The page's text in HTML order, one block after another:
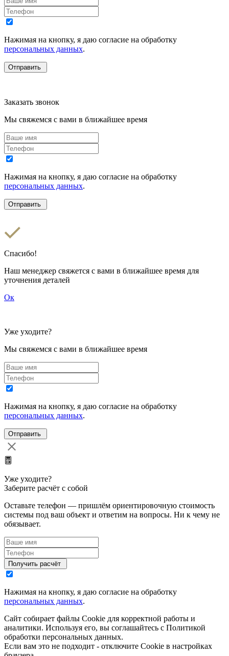
Нажимая на кнопку, я даю согласие на обработку
персональных данных.
Заказать звонок
Мы свяжемся с вами в ближайшее время
Нажимая на кнопку, я даю согласие на обработку
персональных данных.
Спасибо!
Наш менеджер свяжется с вами в ближайшее время для
уточнения деталей
Ок
Уже уходите?
Мы свяжемся с вами в ближайшее время
Нажимая на кнопку, я даю согласие на обработку
персональных данных.
Уже уходите?
Заберите расчёт с собой
Оставьте телефон — пришлём ориентировочную стоимость
системы под ваш объект и ответим на вопросы. Ни к чему не
обязывает.
Нажимая на кнопку, я даю согласие на обработку
персональных данных.
Сайт собирает файлы Cookie для корректной работы и
аналитики. Используя его, вы соглашайтесь с Политикой
обработки персональных данных.
Если вам это не подходит - отключите Cookie в настройках